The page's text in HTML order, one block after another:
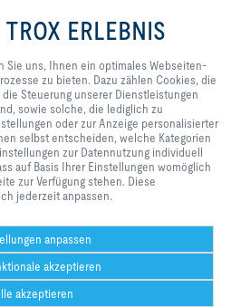
Einkaufsbedingungen
Disclaimer 2026 © TROX SE
Ihnen ein optimales
Erlebnis und einfache
Cookies, die für den Betrieb
und für die Steuerung
Dienstleistungen und
notwendig sind,
solche, die lediglich zu
für
oder zur
personalisierter Inhalte
werden. Sie können selbst
welche Kategorien
zur Datennutzung
anpassen. Bitte
Sie, dass auf Basis Ihrer
womöglich nicht alle
der Seite zur
stehen. Diese
ERLEBNIS
Sie uns, Ihnen ein optimales Webseiten-
zu bieten. Dazu zählen Cookies, die
Steuerung unserer Dienstleistungen
sowie solche, die lediglich zu
oder zur Anzeige personalisierter
selbst entscheiden, welche Kategorien
zur Datennutzung individuell
auf Basis Ihrer Einstellungen womöglich
zur Verfügung stehen. Diese
jederzeit anpassen.
anpassen
akzeptieren
akzeptieren